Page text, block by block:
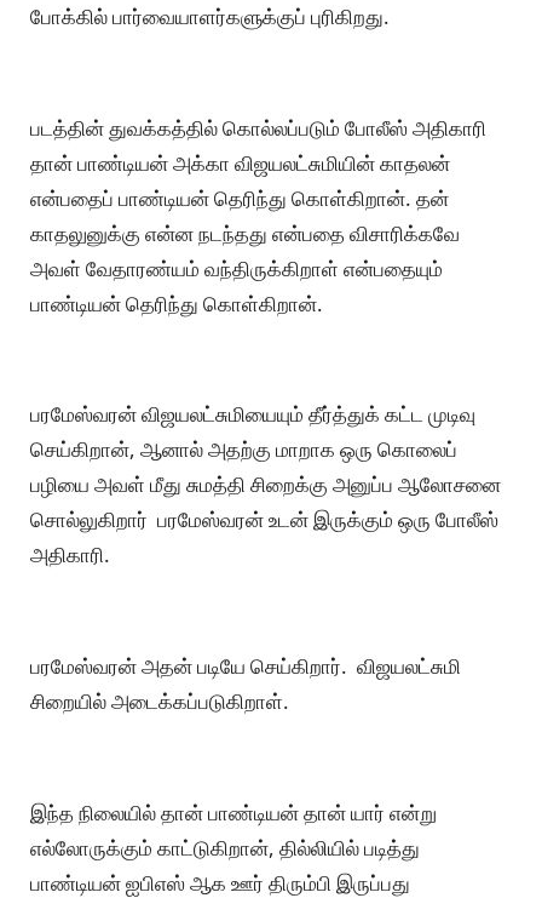
போக்கில் பார்வையாளர்களுக்குப் புரிகிறது.
படத்தின் துவக்கத்தில் கொல்லப்படும் போலீஸ் அதிகாரி
தான் பாண்டியன் அக்கா விஜயலட்சுமியின் காதலன்
என்பதைப் பாண்டியன் தெரிந்து கொள்கிறான். தன்
காதலுனுக்கு என்ன நடந்தது என்பதை விசாரிக்கவே
அவள் வேதாரண்யம் வந்திருக்கிறாள் என்பதையும்
பாண்டியன் தெரிந்து கொள்கிறான்.
பரமேஸ்வரன் விஜயலட்சுமியையும் தீர்த்துக் கட்ட முடிவு
செய்கிறான், ஆனால் அதற்கு மாறாக ஒரு கொலைப்
பழியை அவள் மீது சுமத்தி சிறைக்கு அனுப்ப ஆலோசனை
சொல்லுகிறார் பரமேஸ்வரன் உடன் இருக்கும் ஒரு போலீஸ்
அதிகாரி.
பரமேஸ்வரன் அதன் படியே செய்கிறார். விஜயலட்சுமி
சிறையில் அடைக்கப்படுகிறாள்.
இந்த நிலையில் தான் பாண்டியன் தான் யார் என்று
எல்லோருக்கும் காட்டுகிறான், தில்லியில் படித்து
பாண்டியன் ஐபிஎஸ் ஆக ஊர் திரும்பி இருப்பது